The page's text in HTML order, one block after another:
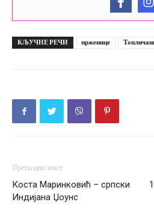
КЉУЧНЕ РЕЧИ прженице
Претходни текст
Коста Маринковић – српски
Индијана Џоунс